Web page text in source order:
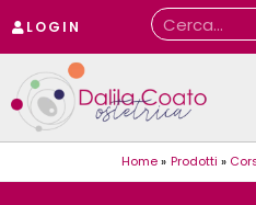
contenuto
LOGIN Cerca
Home Prodotti